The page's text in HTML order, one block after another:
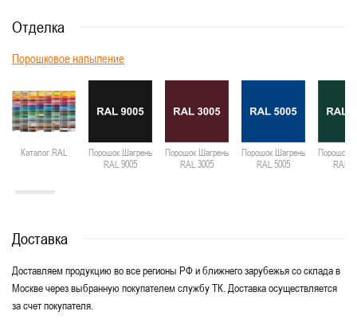
Отделка
Порошковое напыление
Каталог RAL
Порошок Шагрень
RAL 9005
Порошок Шагрень
RAL 3005
Порошок Шагрень
RAL 5005
Порошок
RAL
Доставка
Доставляем продукцию во все регионы РФ и ближнего зарубежья со склада в
Москве через выбранную покупателем службу ТК. Доставка осуществляется
за счет покупателя.